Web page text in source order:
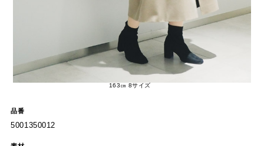
163㎝ 8サイズ
品番
5001350012